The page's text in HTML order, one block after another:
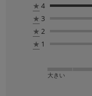
★ 4
★ 3
★ 2
★ 1
大きい